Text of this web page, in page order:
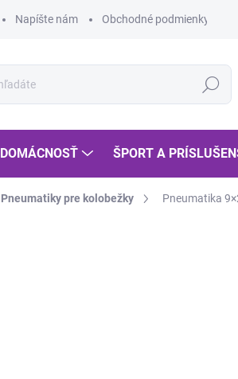
Napíšte nám Obchodné podmienky
Hľadať
DOMÁCNOSŤ ŠPORT A
Pneumatiky pre kolobežky Pneumatika